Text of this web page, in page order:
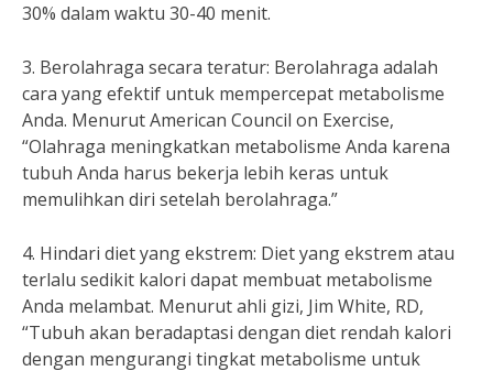
30% dalam waktu 30-40 menit.
3. Berolahraga secara teratur: Berolahraga adalah
cara yang efektif untuk mempercepat metabolisme
Anda. Menurut American Council on Exercise,
“Olahraga meningkatkan metabolisme Anda karena
tubuh Anda harus bekerja lebih keras untuk
memulihkan diri setelah berolahraga.”
4. Hindari diet yang ekstrem: Diet yang ekstrem atau
terlalu sedikit kalori dapat membuat metabolisme
Anda melambat. Menurut ahli gizi, Jim White, RD,
“Tubuh akan beradaptasi dengan diet rendah kalori
dengan mengurangi tingkat metabolisme untuk